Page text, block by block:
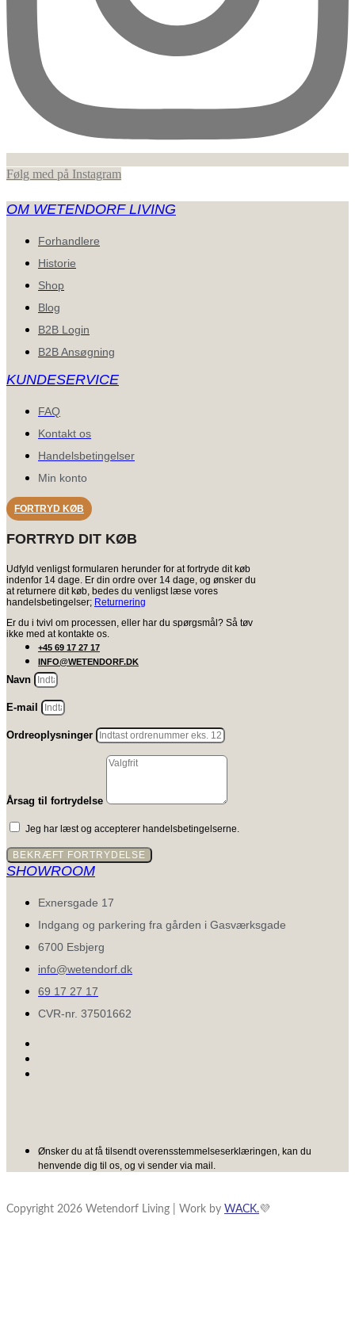
Følg med på Instagram
OM WETENDORF LIVING
Forhandlere
Historie
Shop
Blog
B2B Login
B2B Ansøgning
KUNDESERVICE
FAQ
Kontakt os
Handelsbetingelser
Min konto
FORTRYD KØB
FORTRYD DIT KØB
Udfyld venligst formularen herunder for at fortryde dit køb
indenfor 14 dage. Er din ordre over 14 dage, og ønsker du
at returnere dit køb, bedes du venligst læse vores
handelsbetingelser; Returnering
Er du i tvivl om processen, eller har du spørgsmål? Så tøv
ikke med at kontakte os.
+45 69 17 27 17
INFO@WETENDORF.DK
Navn
E-mail
Ordreoplysninger
Årsag til fortrydelse
Jeg har læst og accepterer handelsbetingelserne.
BEKRÆFT FORTRYDELSE
SHOWROOM
Exnersgade 17
Indgang og parkering fra gården i Gasværksgade
6700 Esbjerg
info@wetendorf.dk
69 17 27 17
CVR-nr. 37501662
Ønsker du at få tilsendt overensstemmelseserklæringen, kan du
henvende dig til os, og vi sender via mail.
Copyright 2026 Wetendorf Living | Work by WACK.💜